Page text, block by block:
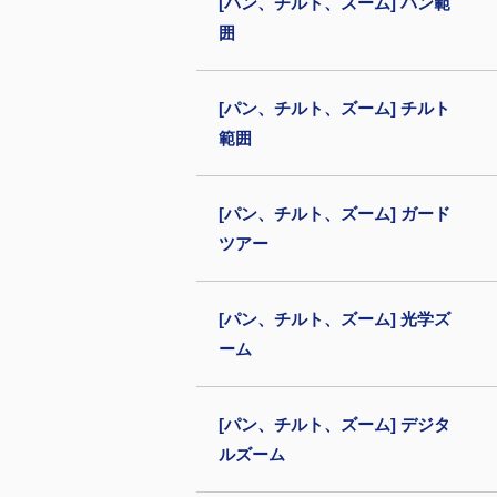
囲
[パン、チルト、ズーム] チルト
範囲
[パン、チルト、ズーム] ガード
ツアー
[パン、チルト、ズーム] 光学ズ
ーム
[パン、チルト、ズーム] デジタ
ルズーム